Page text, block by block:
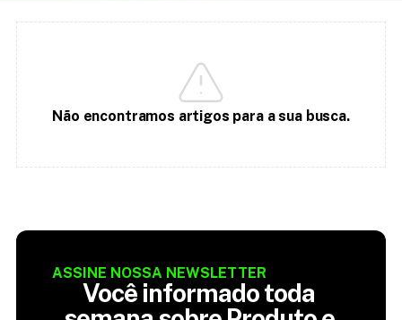
Não encontramos artigos para a sua busca.
ASSINE NOSSA NEWSLETTER
Você informado toda